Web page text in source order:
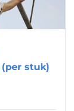
stuk)